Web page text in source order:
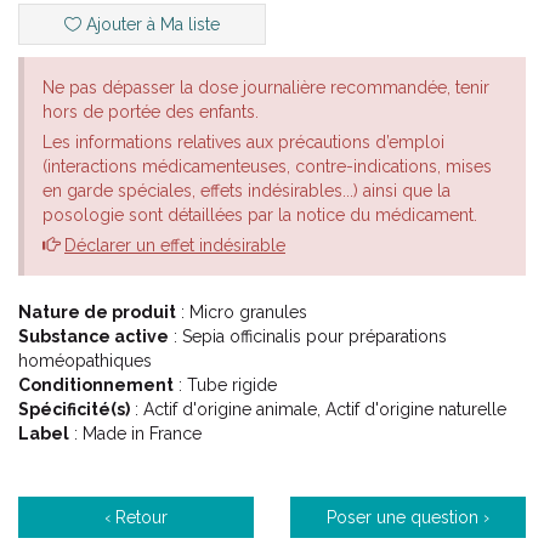
Ajouter à Ma liste
Ne pas dépasser la dose journalière recommandée, tenir
hors de portée des enfants.
Les informations relatives aux précautions d’emploi
(interactions médicamenteuses, contre-indications, mises
en garde spéciales, effets indésirables...) ainsi que la
posologie sont détaillées par la notice du médicament.
Déclarer un effet indésirable
Nature de produit : Micro granules
Substance active : Sepia officinalis pour préparations
homéopathiques
Conditionnement : Tube rigide
Spécificité(s) : Actif d'origine animale, Actif d'origine naturelle
Label : Made in France
‹ Retour Poser une question ›